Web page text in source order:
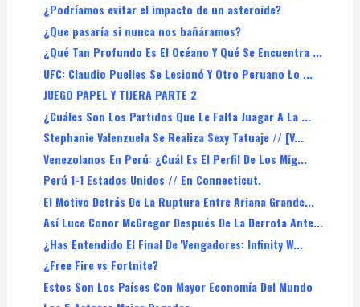
¿Podríamos evitar el impacto de un asteroide?
¿Que pasaría si nunca nos bañáramos?
¿Qué Tan Profundo Es El Océano Y Qué Se Encuentra ...
UFC: Claudio Puelles Se Lesionó Y Otro Peruano Lo ...
JUEGO PAPEL Y TIJERA PARTE 2
¿Cuáles Son Los Partidos Que Le Falta Juagar A La ...
Stephanie Valenzuela Se Realiza Sexy Tatuaje // [V...
Venezolanos En Perú: ¿Cuál Es El Perfil De Los Mig...
Perú 1-1 Estados Unidos // En Connecticut.
El Motivo Detrás De La Ruptura Entre Ariana Grande...
Así Luce Conor McGregor Después De La Derrota Ante...
¿Has Entendido El Final De 'Vengadores: Infinity W...
¿Free Fire vs Fortnite?
Estos Son Los Países Con Mayor Economía Del Mundo